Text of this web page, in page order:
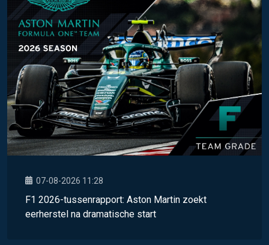
07-08-2026 11:28
F1 2026-tussenrapport: Aston Martin zoekt
eerherstel na dramatische start